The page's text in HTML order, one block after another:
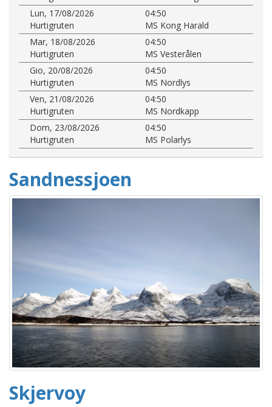
Lun, 17/08/2026
04:50
Hurtigruten
MS Kong Harald
Mar, 18/08/2026
04:50
Hurtigruten
MS Vesterålen
Gio, 20/08/2026
04:50
Hurtigruten
MS Nordlys
Ven, 21/08/2026
04:50
Hurtigruten
MS Nordkapp
Dom, 23/08/2026
04:50
Hurtigruten
MS Polarlys
Sandnessjoen
Skjervoy